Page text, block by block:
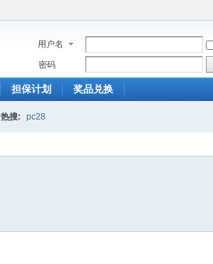
用户名
密码
担保计划 奖品兑换
热搜: pc28